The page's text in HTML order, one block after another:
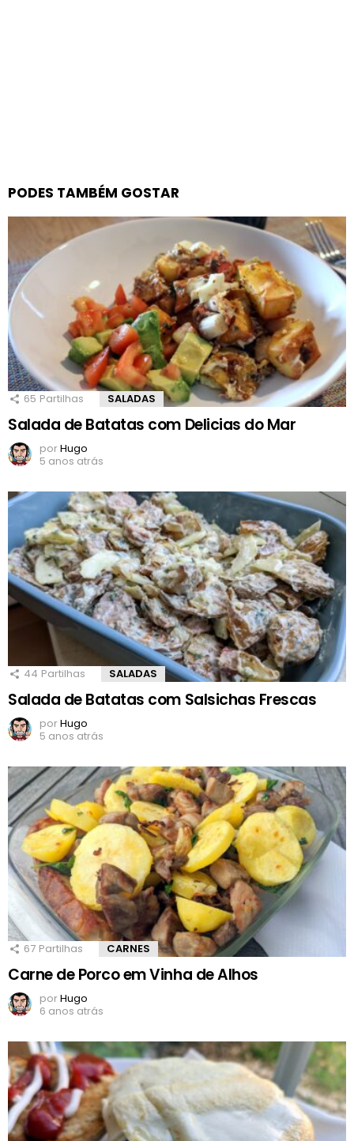
PODES TAMBÉM GOSTAR
65 Partilhas SALADAS
Salada de Batatas com Delicias do Mar
porHugo
5 anos atrás
44 Partilhas SALADAS
Salada de Batatas com Salsichas Frescas
porHugo
5 anos atrás
67 Partilhas CARNES
Carne de Porco em Vinha de Alhos
porHugo
6 anos atrás